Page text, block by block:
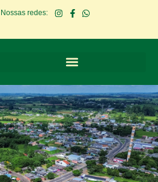
Nossas redes: